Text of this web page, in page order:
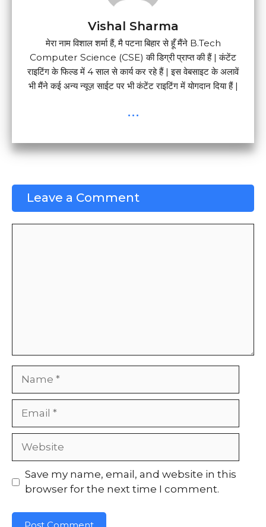
Vishal Sharma
मेरा नाम विशाल शर्मा हैं, मै पटना बिहार से हूँ मैंने B.Tech
Computer Science (CSE) की डिग्री प्राप्त की हैं | कंटेंट
राइटिंग के फिल्ड में 4 साल से कार्य कर रहे हैं | इस वेबसाइट के अलावें
भी मैंने कई अन्य न्यूज़ साईट पर भी कंटेंट राइटिंग में योगदान दिया हैं |
...
Leave a Comment
Website
Save my name, email, and website in this
browser for the next time I comment.